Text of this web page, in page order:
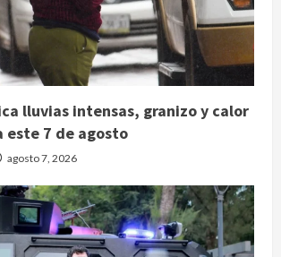
lluvias intensas, granizo y calor
este 7 de agosto
agosto 7, 2026
México y Perú restablecen
relaciones diplomáticas tras cuatro
años de enfrentamientos
Declaran accidental la muerte de
heroína y cocaína
agosto 8, 2026